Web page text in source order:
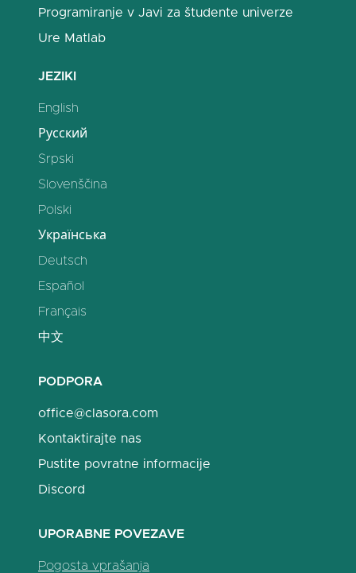
Programiranje v Javi za študente univerze
Ure Matlab
JEZIKI
English
Русский
Srpski
Slovenščina
Polski
Українська
Deutsch
Español
Français
中文
PODPORA
office@clasora.com
Kontaktirajte nas
Pustite povratne informacije
Discord
UPORABNE POVEZAVE
Pogosta vprašanja